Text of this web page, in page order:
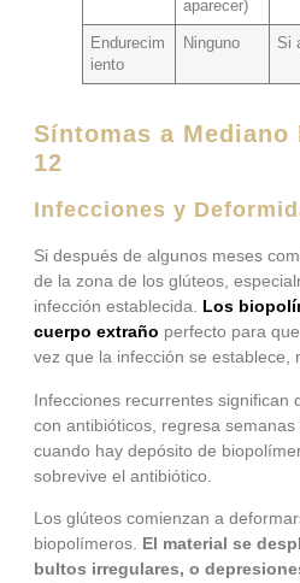
aparecer)
Endurecim
iento
Ninguno Si
Síntomas a Mediano
12
Infecciones y
Si después de algunos meses
de la zona de los glúteos,
infección establecida. Los
cuerpo extraño perfecto para
vez que la infección se establece,
Infecciones recurrentes significan
con antibióticos, regresa
cuando hay depósito de
sobrevive el antibiótico.
Los glúteos comienzan a
biopolímeros. El material se
bultos irregulares, o